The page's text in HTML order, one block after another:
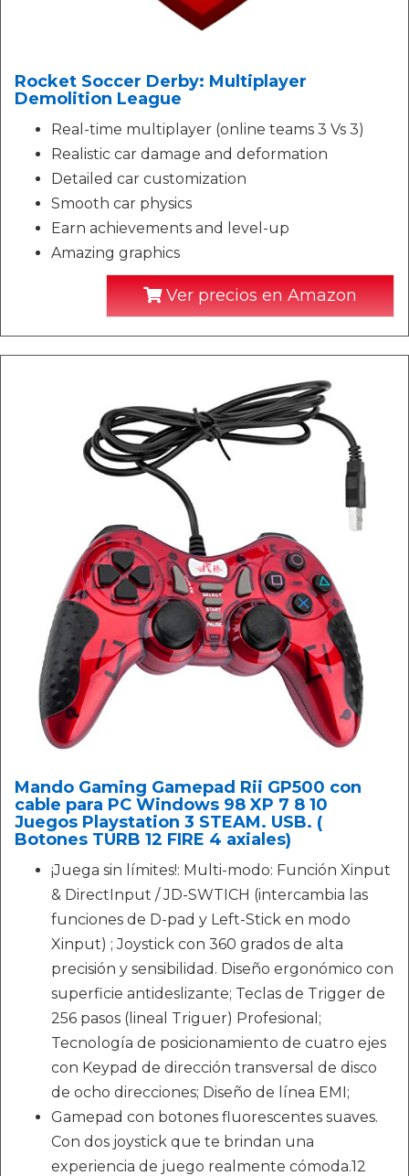
Rocket Soccer Derby: Multiplayer
Demolition League
Real-time multiplayer (online teams 3 Vs 3)
Realistic car damage and deformation
Detailed car customization
Smooth car physics
Earn achievements and level-up
Amazing graphics
Ver precios en Amazon
Mando Gaming Gamepad Rii GP500 con
cable para PC Windows 98 XP 7 8 10
Juegos Playstation 3 STEAM. USB. (
Botones TURB 12 FIRE 4 axiales)
¡Juega sin límites!: Multi-modo: Función Xinput
& DirectInput / JD-SWTICH (intercambia las
funciones de D-pad y Left-Stick en modo
Xinput) ; Joystick con 360 grados de alta
precisión y sensibilidad. Diseño ergonómico con
superficie antideslizante; Teclas de Trigger de
256 pasos (lineal Triguer) Profesional;
Tecnología de posicionamiento de cuatro ejes
con Keypad de dirección transversal de disco
de ocho direcciones; Diseño de línea EMI;
Gamepad con botones fluorescentes suaves.
Con dos joystick que te brindan una
experiencia de juego realmente cómoda.12